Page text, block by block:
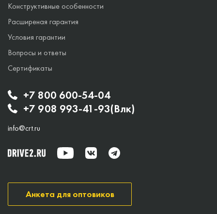
+7 800 600-54-04
+7 908 993-41-93(Влк)
info@crt.ru
Конструктивные особенности
Расширеная гарантия
Условия гарантии
Вопросы и ответы
Сертификаты
Анкета для оптовиков